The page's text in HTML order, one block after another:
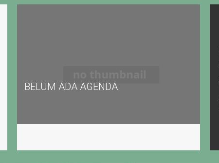
BELUM ADA AGENDA